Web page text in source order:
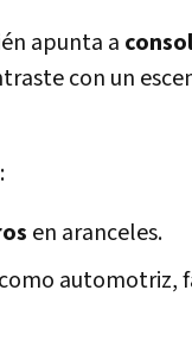
apunta a
con un
en aranceles.
automotriz,